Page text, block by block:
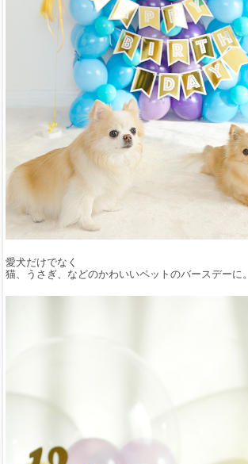
愛犬だけでなく
猫、うさぎ、などのかわいいペットのバースデーに。